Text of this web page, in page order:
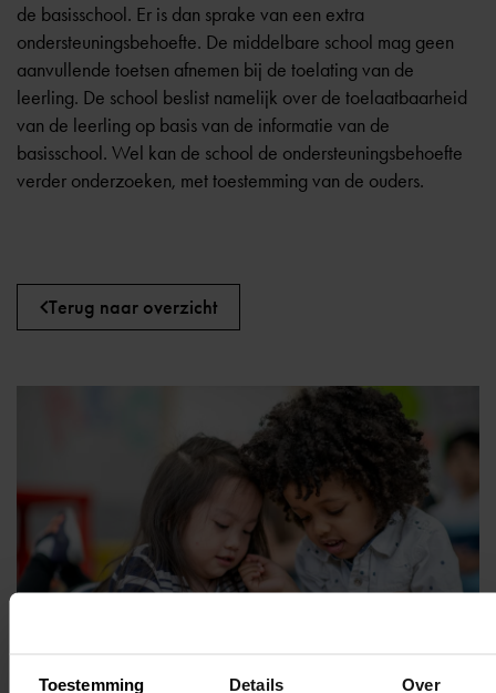
Toestemming Details Over
de basisschool. Er is dan sprake van een extra
ondersteuningsbehoefte. De middelbare school mag geen
aanvullende toetsen afnemen bij de toelating van de
leerling. De school beslist namelijk over de toelaatbaarheid
van de leerling op basis van de informatie van de
basisschool. Wel kan de school de ondersteuningsbehoefte
verder onderzoeken, met toestemming van de ouders.
Terug naar overzicht